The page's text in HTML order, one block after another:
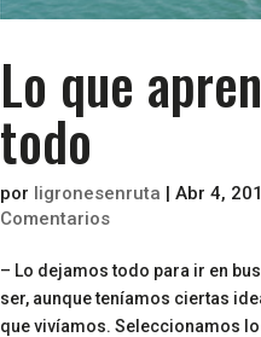
Lo que
todo
por ligronesenruta |Abr 4,
Comentarios
– Lo dejamos todo para ir en
ser, aunque teníamos ciertas
que vivíamos. Seleccionamos